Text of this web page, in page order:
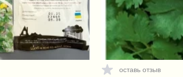
оставь отзыв